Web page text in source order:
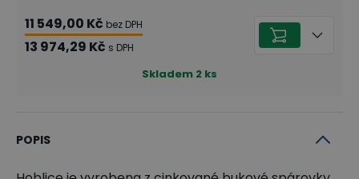
11 549,00 Kč bez DPH
13 974,29 Kč s DPH
Skladem 2 ks
POPIS